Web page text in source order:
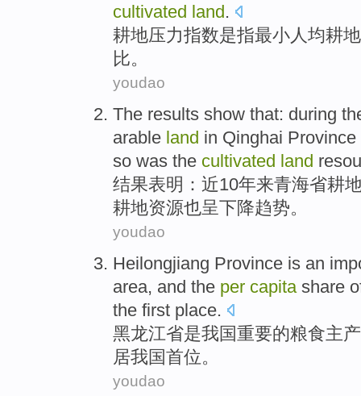
cultivated land .
耕地压力指数是指最小人均耕地
比。
youdao
The results show that: during
arable land in Qinghai
so was the cultivated land
结果表明 ： 近10年来青海省耕
耕地资源也呈下降趋势。
youdao
Heilongjiang Province is an
area, and the per capita share
the first place.
黑龙江省是我国重要的粮食主
居我国首位。
youdao